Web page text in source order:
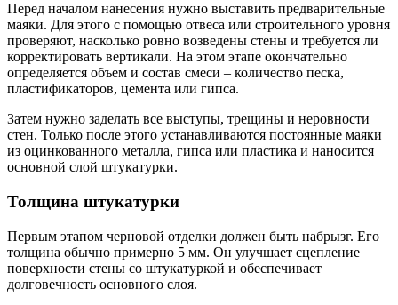
Перед началом нанесения нужно выставить предварительные
маяки. Для этого с помощью отвеса или строительного уровня
проверяют, насколько ровно возведены стены и требуется ли
корректировать вертикали. На этом этапе окончательно
определяется объем и состав смеси – количество песка,
пластификаторов, цемента или гипса.
Затем нужно заделать все выступы, трещины и неровности
стен. Только после этого устанавливаются постоянные маяки
из оцинкованного металла, гипса или пластика и наносится
основной слой штукатурки.
Толщина штукатурки
Первым этапом черновой отделки должен быть набрызг. Его
толщина обычно примерно 5 мм. Он улучшает сцепление
поверхности стены со штукатуркой и обеспечивает
долговечность основного слоя.